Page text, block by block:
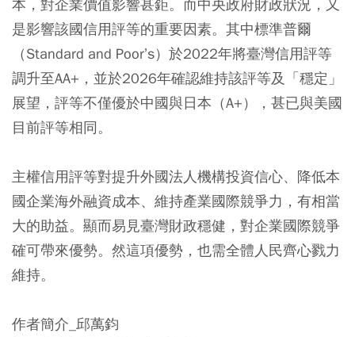
本，對企業價值影響甚鉅。而中央政府財政狀況，又
是影響該國信用評等的重要因素。其中標準普爾
（Standard and Poor’s）於2022年將臺灣信用評等
調升至AA+，並於2026年確認維持該評等及「穩定」
展望，評等不僅優於中國與日本（A+），甚已與美國
目前評等相同。
主權信用評等對提升外國法人機構投資信心、降低本
國企業海外融資成本、維持產業國際競爭力，有相當
大的助益。顯而易見臺灣財政穩健，對企業國際競爭
確可帶來優勢。然這項優勢，也需全體人民齊心戮力
維持。
作者簡介_邱萬鈞